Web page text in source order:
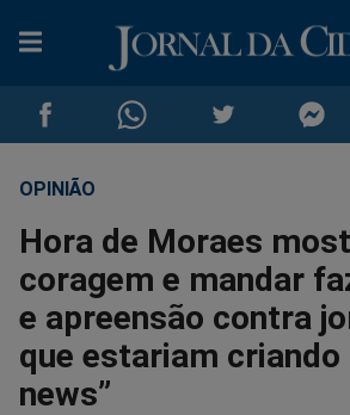
Compartilhar
no
Facebook
Compartilhar
no
Whatsapp
no
Twitter
no
OPINIÃO
Hora de Moraes
coragem e mandar
e apreensão contra
que estariam criando
news”